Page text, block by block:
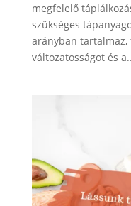
megfelelő
szükséges
arányban tartalmaz,
változatosságot és